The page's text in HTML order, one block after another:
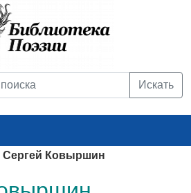
Искать
Сергей Ковыршин